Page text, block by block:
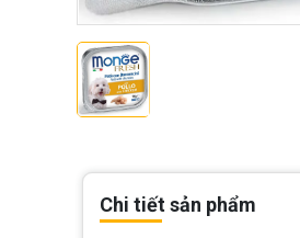
Chi tiết sản phẩm